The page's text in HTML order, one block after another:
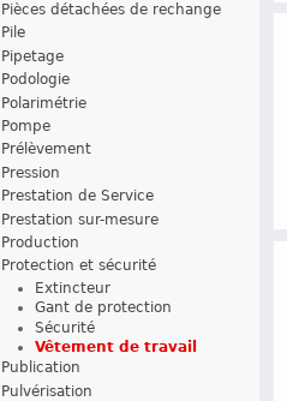
Pièces détachées de rechange
Pile
Pipetage
Podologie
Polarimétrie
Pompe
Prélèvement
Pression
Prestation de Service
Prestation sur-mesure
Production
Protection et sécurité
Extincteur
Gant de protection
Sécurité
Vêtement de travail
Publication
Pulvérisation